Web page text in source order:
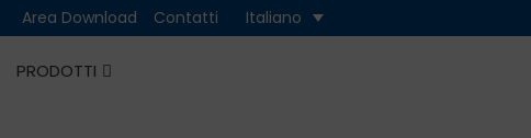
Area Download Contatti Italiano
PRODOTTI
Cash